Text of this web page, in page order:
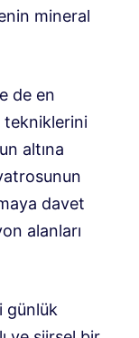
mineral
de en
tekniklerini
altına
davet
alanları
günlük